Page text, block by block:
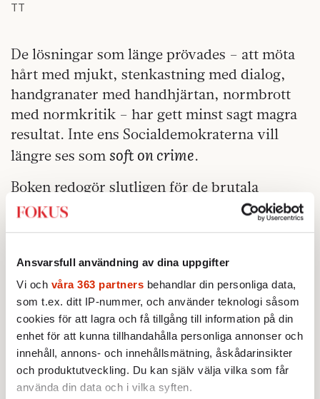
Ansvarsfull användning av dina uppgifter
Vi och våra 363 partners behandlar din personliga data,
som t.ex. ditt IP-nummer, och använder teknologi såsom
cookies för att lagra och få tillgång till information på din
enhet för att kunna tillhandahålla personliga annonser och
innehåll, annons- och innehållsmätning, åskådarinsikter
och produktutveckling. Du kan själv välja vilka som får
använda din data och i vilka syften.
TT
De lösningar som länge prövades – att möta
hårt med mjukt, stenkastning med dialog,
handgranater med handhjärtan, normbrott
med normkritik – har gett minst sagt magra
resultat. Inte ens Socialdemokraterna vill
längre ses somsoft on crime.
Boken redogör slutligen för de brutala
ungdomsrånen, som ofta drabbar etniska
svenskar, liksom hur judiskt liv börjar bli
från de som vanligen ser rasism i varenda
liten chokladboll.) Effekten av alla dessa dåd
blir att många unga håller sig hemma, vågar
inte gå ut, eller släpps inte ut på egen hand av
föräldrar. En ung grabb som cyklar till
fotbollsträningen får räkna med att löpa
gatlopp. En hel generation uppvuxen framför